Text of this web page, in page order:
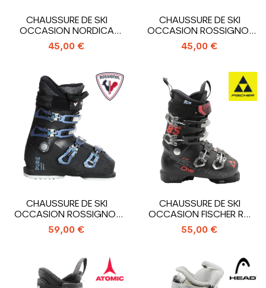
CHAUSSURE DE SKI
OCCASION NORDICA
CRUISE 75 X WR
45,00 €
CHAUSSURE DE SKI
OCCASION ROSSIGNOL
KELIA
45,00 €
CHAUSSURE DE SKI
OCCASION ROSSIGNOL
PURE COMFORT
59,00 €
CHAUSSURE DE SKI
OCCASION FISCHER RC
ONE 85 XTR HV
55,00 €